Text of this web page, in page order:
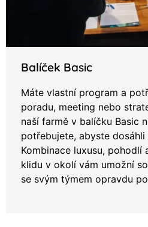
Balíček Basic
Máte vlastní program a
poradu, meeting nebo
naší farmě v balíčku Basic
potřebujete, abyste dosáhli
Kombinace luxusu, pohodlí
klidu v okolí vám umožní
se svým týmem opravdu